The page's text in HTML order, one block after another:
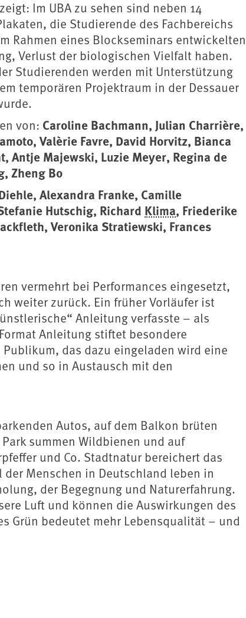
Im UBA zu sehen sind neben 14
die Studierende des Fachbereichs
Rahmen eines Blockseminars entwickelten
Verlust der biologischen Vielfalt haben.
Studierenden werden mit Unterstützung
temporären Projektraum in der Dessauer
von: Caroline Bachmann, Julian Charrière,
Valèrie Favre, David Horvitz, Bianca
Antje Majewski, Luzie Meyer, Regina de
Zheng Bo
Alexandra Franke, Camille
Hutschig, Richard Klima, Friederike
Veronika Stratiewski, Frances
vermehrt bei Performances eingesetzt,
weiter zurück. Ein früher Vorläufer ist
Anleitung verfasste – als
Anleitung stiftet besondere
das dazu eingeladen wird eine
und so in Austausch mit den
Autos, auf dem Balkon brüten
summen Wildbienen und auf
und Co. Stadtnatur bereichert das
Menschen in Deutschland leben in
der Begegnung und Naturerfahrung.
Luft und können die Auswirkungen des
Grün bedeutet mehr Lebensqualität – und